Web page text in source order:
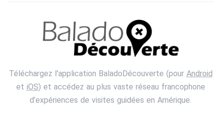
Téléchargez l'application BaladoDécouverte (pour Android
et iOS) et accédez au plus vaste réseau francophone
d’expériences de visites guidées en Amérique.